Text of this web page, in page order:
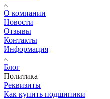
О компании
Новости
Отзывы
Контакты
Информация
Блог
Политика
Реквизиты
Как купить подшипики